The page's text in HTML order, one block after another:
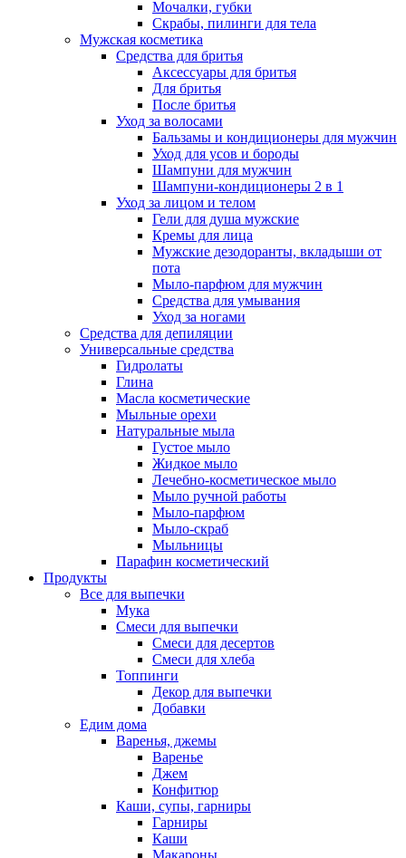
Мочалки, губки
Скрабы, пилинги для тела
Мужская косметика
Средства для бритья
Аксессуары для бритья
Для бритья
После бритья
Уход за волосами
Бальзамы и кондиционеры для мужчин
Уход для усов и бороды
Шампуни для мужчин
Шампуни-кондиционеры 2 в 1
Уход за лицом и телом
Гели для душа мужские
Кремы для лица
Мужские дезодоранты, вкладыши от
пота
Мыло-парфюм для мужчин
Средства для умывания
Уход за ногами
Средства для депиляции
Универсальные средства
Гидролаты
Глина
Масла косметические
Мыльные орехи
Натуральные мыла
Густое мыло
Жидкое мыло
Лечебно-косметическое мыло
Мыло ручной работы
Мыло-парфюм
Мыло-скраб
Мыльницы
Парафин косметический
Продукты
Все для выпечки
Мука
Смеси для выпечки
Смеси для десертов
Смеси для хлеба
Топпинги
Декор для выпечки
Добавки
Едим дома
Варенья, джемы
Варенье
Джем
Конфитюр
Каши, супы, гарниры
Гарниры
Каши
Макароны